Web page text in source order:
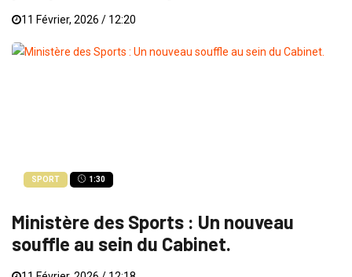
11 Février, 2026 / 12:20
SPORT 1:30
Ministère des Sports : Un nouveau
souffle au sein du Cabinet.